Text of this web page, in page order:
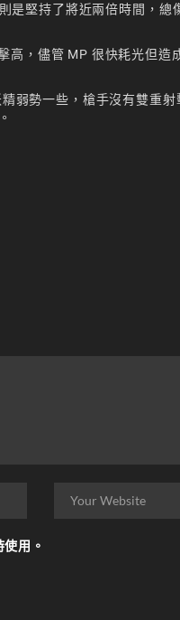
是堅持了將近兩倍時間，總
，儘管 MP 很快耗光但造
弱勢一些，槍手沒有雙重射
用。